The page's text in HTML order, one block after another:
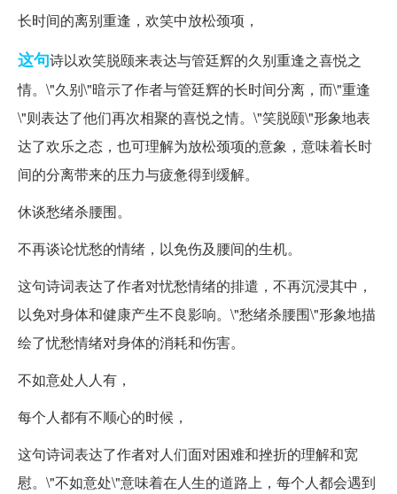
长时间的离别重逢，欢笑中放松颈项，
这句诗以欢笑脱颐来表达与管廷辉的久别重逢之喜悦之
情。\"久别\"暗示了作者与管廷辉的长时间分离，而\"重逢
\"则表达了他们再次相聚的喜悦之情。\"笑脱颐\"形象地表
达了欢乐之态，也可理解为放松颈项的意象，意味着长时
间的分离带来的压力与疲惫得到缓解。
休谈愁绪杀腰围。
不再谈论忧愁的情绪，以免伤及腰间的生机。
这句诗词表达了作者对忧愁情绪的排遣，不再沉浸其中，
以免对身体和健康产生不良影响。\"愁绪杀腰围\"形象地描
绘了忧愁情绪对身体的消耗和伤害。
不如意处人人有，
每个人都有不顺心的时候，
这句诗词表达了作者对人们面对困难和挫折的理解和宽
慰。\"不如意处\"意味着在人生的道路上，每个人都会遇到